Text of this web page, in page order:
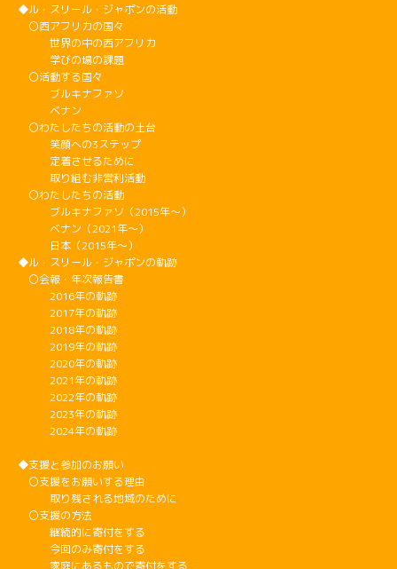
◆ル・スリール・ジャポンの活動
〇西アフリカの国々
世界の中の西アフリカ
学びの場の課題
〇活動する国々
ブルキナファソ
ベナン
〇わたしたちの活動の土台
笑顔への3ステップ
定着させるために
取り組む非営利活動
〇わたしたちの活動
ブルキナファソ（2015年～）
ベナン（2021年～）
日本（2015年～）
◆ル・スリール・ジャポンの軌跡
〇会報・年次報告書
2016年の軌跡
2017年の軌跡
2018年の軌跡
2019年の軌跡
2020年の軌跡
2021年の軌跡
2022年の軌跡
2023年の軌跡
2024年の軌跡
◆支援と参加のお願い
〇支援をお願いする理由
取り残される地域のために
〇支援の方法
継続的に寄付をする
今回のみ寄付をする
家庭にあるもので寄付をする